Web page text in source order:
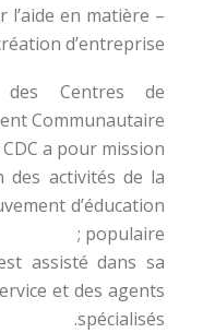
l’aide en matière
d’entreprise.
Centres de
Communautaire
a pour mission :
des activités de la
d’éducation
populaire ;
assisté dans sa
et des agents
spécialisés.